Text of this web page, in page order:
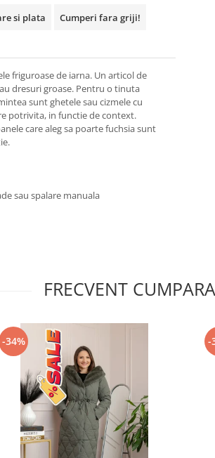
si plata Cumperi fara griji!
friguroase de iarna. Un articol de
dresuri groase. Pentru o tinuta
sunt ghetele sau cizmele cu
potrivita, in functie de context.
care aleg sa poarte fuchsia sunt
sau spalare manuala
FRECVENT
-34% -